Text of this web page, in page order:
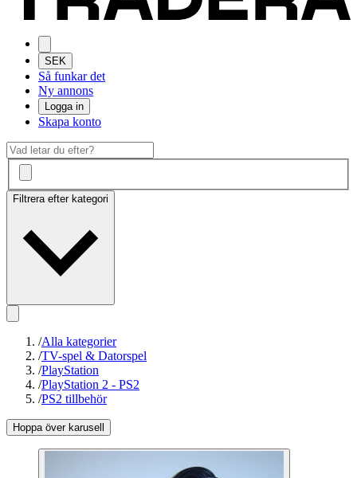
SEK
Så funkar det
Ny annons
Logga in
Skapa konto
Filtrera efter kategori
/Alla kategorier
/TV-spel & Datorspel
/PlayStation
/PlayStation 2 - PS2
/PS2 tillbehör
Hoppa över karusell